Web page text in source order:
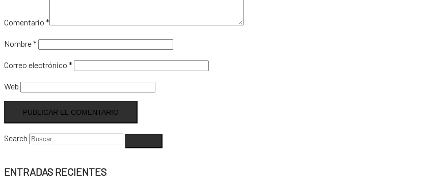
Comentario *
Nombre*
Correo electrónico *
Web
Search
ENTRADAS RECIENTES